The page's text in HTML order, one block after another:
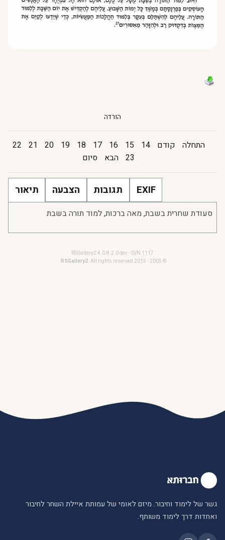
הורדה
התחלה קודם 14
15
16
17
18
19
20
21
22
23 הבא סיום
תיאור הצבעה תגובות EXIF
סעודת שחרית בשבת, מאה ברכות, למוד תורה בשבת
RSGallery2 4.0.8.2.0 dev - SVN 1117
© 2005 - 2015
RSGallery2. All rights reserved.
גשר של לימוד וחיבור. מיזם לאומי של עמותת איילת השחר לחיבור
ואחדות דרך לימוד משותף.